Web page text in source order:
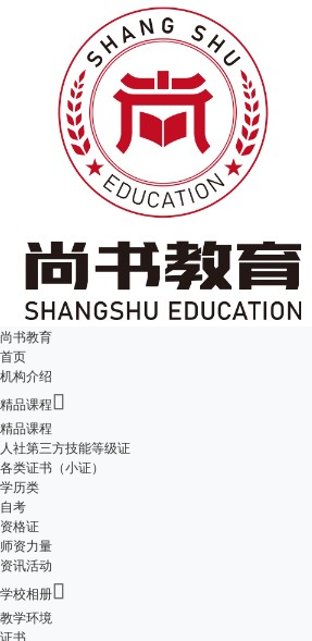
尚书教育
首页
机构介绍
精品课程
精品课程
人社第三方技能等级证
各类证书（小证）
学历类
自考
资格证
师资力量
资讯活动
学校相册
教学环境
证书